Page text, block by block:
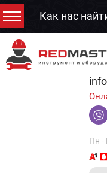
Как нас
Пн -